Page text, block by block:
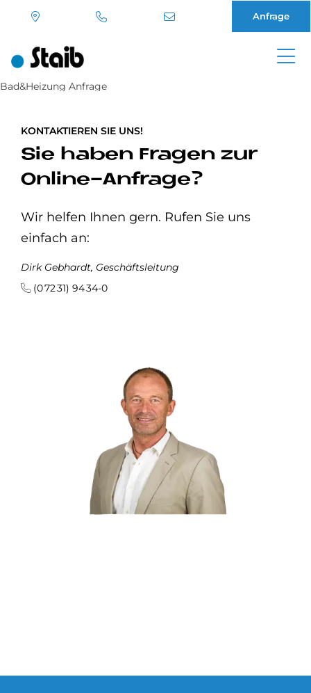
Direkt
Anfrage
Bad&Heizung Anfrage
KONTAKTIEREN SIE UNS!
Sie haben Fragen zur
Online-Anfrage?
Wir helfen Ihnen gern. Rufen Sie uns
einfach an:
Dirk Gebhardt, Geschäftsleitung
(0 72 31) 94 34-0